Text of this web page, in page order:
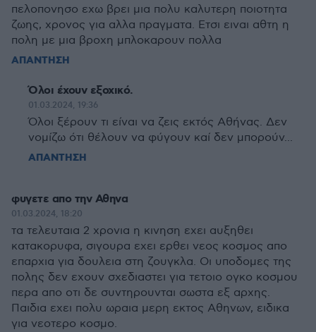
πελοπονησο εχω βρει μια πολυ καλυτερη ποιοτητα
ζωης, χρονος για αλλα πραγματα. Ετσι ειναι αθτη η
πολη με μια βροχη μπλοκαρουν πολλα
ΑΠΑΝΤΗΣΗ
Όλοι έχουν εξοχικό.
01.03.2024, 19:36
Όλοι ξέρουν τι είναι να ζεις εκτός Αθήνας. Δεν
νομίζω ότι θέλουν να φύγουν καί δεν μπορούν...
ΑΠΑΝΤΗΣΗ
φυγετε απο την Αθηνα
01.03.2024, 18:20
τα τελευταια 2 χρονια η κινηση εχει αυξηθει
κατακορυφα, σιγουρα εχει ερθει νεος κοσμος απο
επαρχια για δουλεια στη ζουγκλα. Οι υποδομες της
πολης δεν εχουν σχεδιαστει για τετοιο ογκο κοσμου
περα απο οτι δε συντηρουνται σωστα εξ αρχης.
Παιδια εχει πολυ ωραια μερη εκτος Αθηνων, ειδικα
για νεοτερο κοσμο.